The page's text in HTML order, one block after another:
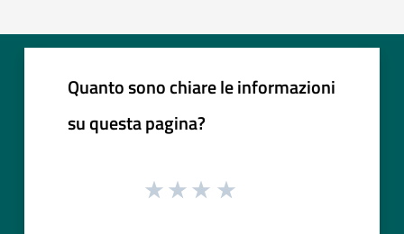
Quanto sono chiare le informazioni
su questa pagina?